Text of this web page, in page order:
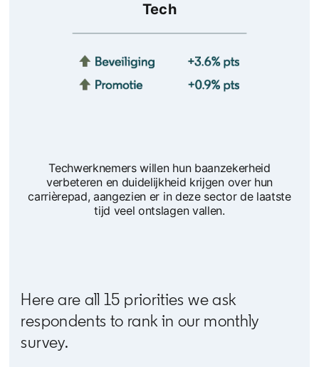
Tech
Techwerknemers willen hun baanzekerheid
verbeteren en duidelijkheid krijgen over hun
carrièrepad, aangezien er in deze sector de laatste
tijd veel ontslagen vallen.
Here are all 15 priorities we ask
respondents to rank in our monthly
survey.